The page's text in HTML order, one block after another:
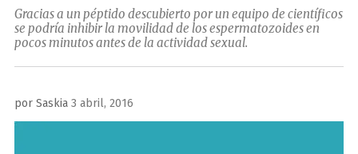
Gracias a un péptido descubierto por un equipo de científicos
se podría inhibir la movilidad de los espermatozoides en
pocos minutos antes de la actividad sexual.
por Saskia Publicado
el
3 abril, 2016